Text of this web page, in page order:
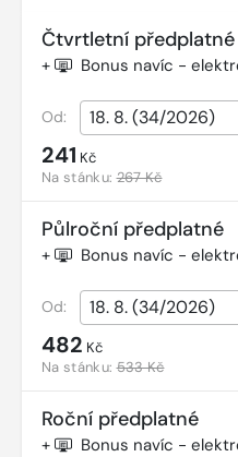
Čtvrtletní předplatné
+ Bonus navíc -
Od:
241 Kč
Na stánku:267 Kč
Půlroční předplatné
+ Bonus navíc -
Od:
482 Kč
Na stánku:533 Kč
Roční předplatné
+ Bonus navíc -